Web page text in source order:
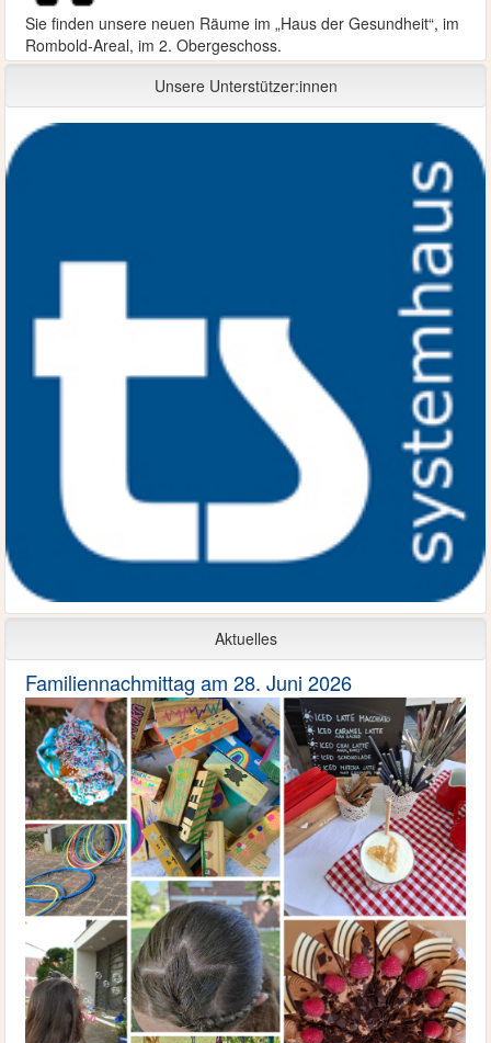
Sie finden unsere neuen Räume im „Haus der Gesundheit“, im
Rombold-Areal, im 2. Obergeschoss.
Unsere Unterstützer:innen
Aktuelles
Familiennachmittag am 28. Juni 2026